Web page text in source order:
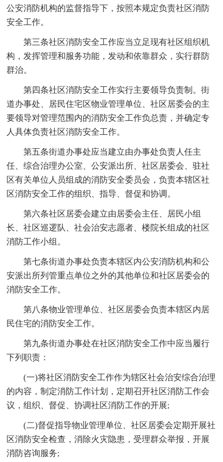
公安消防机构的监督指导下，按照本规定负责社区消防
安全工作。
第三条社区消防安全工作应当立足现有社区组织机
构，发挥管理和服务功能，发动和依靠群众，实行群防
群治。
第四条社区消防安全工作实行主要领导负责制。街
道办事处、居民住宅区物业管理单位、社区居委会的主
要领导对管理范围内的消防安全工作负总责，并确定专
人具体负责社区消防安全工作。
第五条街道办事处应当建立由办事处负责人任主
任、综合治理办公室、公安派出所、社区居委会、驻社
区有关单位人员组成的消防安全委员会，负责本辖区社
区消防安全工作的组织、指导、督促和协调。
第六条社区居委会建立由居委会主任、居民小组
长、社区巡逻队、社会治安志愿者、楼院长组成的社区
消防工作小组。
第七条街道办事处负责本辖区内公安消防机构和公
安派出所列管重点单位之外的其他单位和社区居委会的
消防安全工作。
第八条物业管理单位、社区居委会负责本辖区内居
民住宅的消防安全工作。
第九条街道办事处在社区消防安全工作中应当履行
下列职责：
(一)将社区消防安全工作作为辖区社会治安综合治理
的内容，制定消防工作计划，定期召开社区消防工作会
议，组织、督促、协调社区消防工作的开展;
(二)督促指导物业管理单位、社区居委会定期开展社
区消防安全检查，消除火灾隐患，受理群众举报，开展
消防咨询服务;